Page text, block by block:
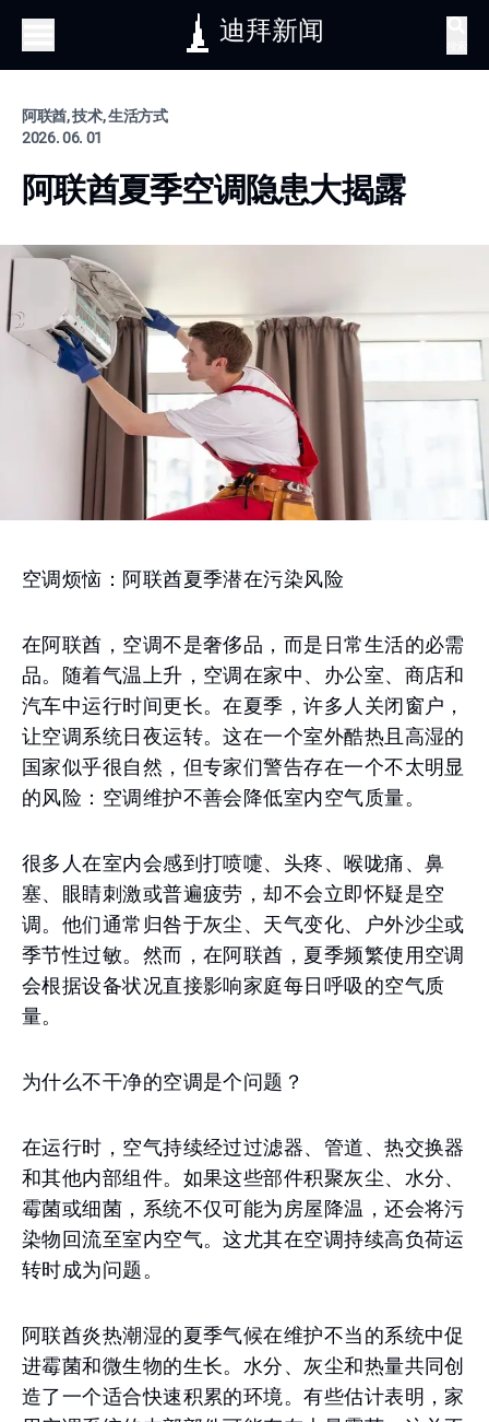
迪拜新闻
阿联酋, 技术, 生活方式
2026. 06. 01
阿联酋夏季空调隐患大揭露
空调烦恼：阿联酋夏季潜在污染风险
在阿联酋，空调不是奢侈品，而是日常生活的必需
品。随着气温上升，空调在家中、办公室、商店和
汽车中运行时间更长。在夏季，许多人关闭窗户，
让空调系统日夜运转。这在一个室外酷热且高湿的
国家似乎很自然，但专家们警告存在一个不太明显
的风险：空调维护不善会降低室内空气质量。
很多人在室内会感到打喷嚏、头疼、喉咙痛、鼻
塞、眼睛刺激或普遍疲劳，却不会立即怀疑是空
调。他们通常归咎于灰尘、天气变化、户外沙尘或
季节性过敏。然而，在阿联酋，夏季频繁使用空调
会根据设备状况直接影响家庭每日呼吸的空气质
量。
为什么不干净的空调是个问题？
在运行时，空气持续经过过滤器、管道、热交换器
和其他内部组件。如果这些部件积聚灰尘、水分、
霉菌或细菌，系统不仅可能为房屋降温，还会将污
染物回流至室内空气。这尤其在空调持续高负荷运
转时成为问题。
阿联酋炎热潮湿的夏季气候在维护不当的系统中促
进霉菌和微生物的生长。水分、灰尘和热量共同创
造了一个适合快速积累的环境。有些估计表明，家